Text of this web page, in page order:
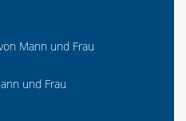
Mann und Frau
und Frau